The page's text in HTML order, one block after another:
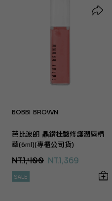
BOBBI BROWN
芭比波朗 晶鑽桂馥修護潤唇精
華(6ml)(專櫃公司貨)
NT.1,400 NT.1,369
SALE